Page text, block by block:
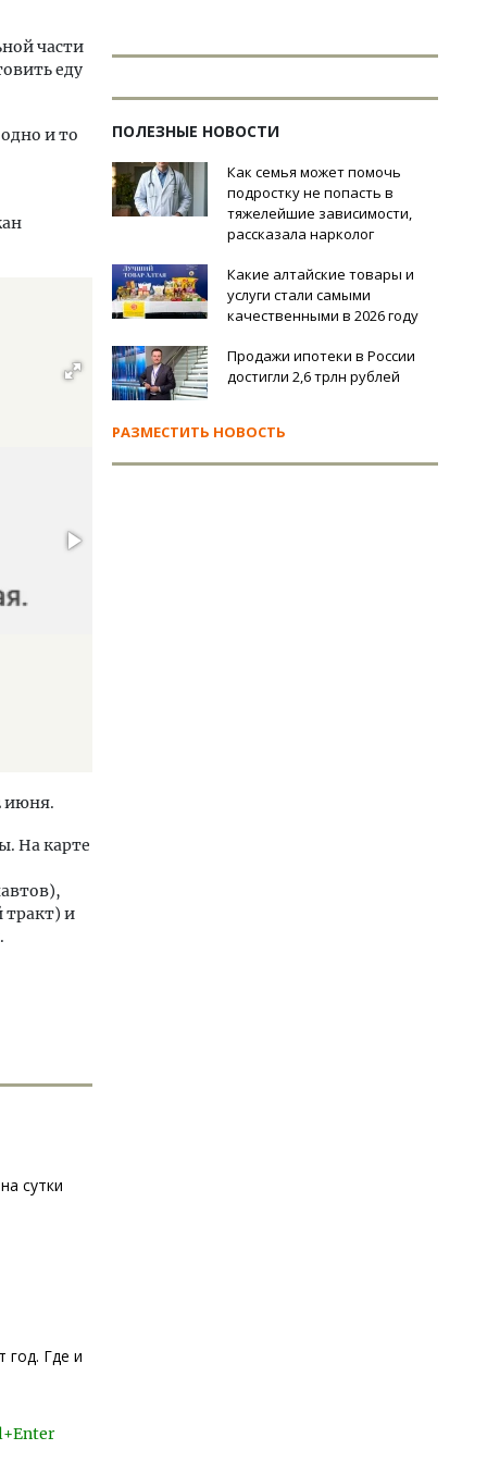
части
еду
и то
июня.
На карте
тракт) и
сутки
год. Где и
ПОЛЕЗНЫЕ НОВОСТИ
Как семья может помочь
подростку не попасть в
тяжелейшие зависимости,
рассказала нарколог
Какие алтайские товары и
услуги стали самыми
качественными в 2026 году
Продажи ипотеки в России
достигли 2,6 трлн рублей
РАЗМЕСТИТЬ НОВОСТЬ